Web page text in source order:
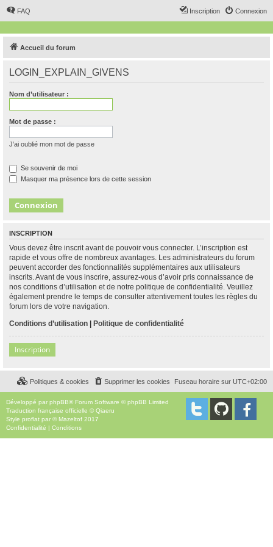
FAQ Connexion
Inscription
Accueil du forum
LOGIN_EXPLAIN_GIVENS
Nom d’utilisateur :
Mot de passe :
J’ai oublié mon mot de passe
Se souvenir de moi
Masquer ma présence lors de cette session
INSCRIPTION
Vous devez être inscrit avant de pouvoir vous connecter. L’inscription est
rapide et vous offre de nombreux avantages. Les administrateurs du forum
peuvent accorder des fonctionnalités supplémentaires aux utilisateurs
inscrits. Avant de vous inscrire, assurez-vous d’avoir pris connaissance de
nos conditions d’utilisation et de notre politique de confidentialité. Veuillez
également prendre le temps de consulter attentivement toutes les règles du
forum lors de votre navigation.
Conditions d’utilisation | Politique de confidentialité
Inscription
Fuseau horaire sur UTC+02:00
Supprimer les cookies
Politiques & cookies
Développé par phpBB® Forum Software © phpBB Limited
Traduction française officielle ©Qiaeru
Style proflat par © Mazeltof 2017
Confidentialité | Conditions